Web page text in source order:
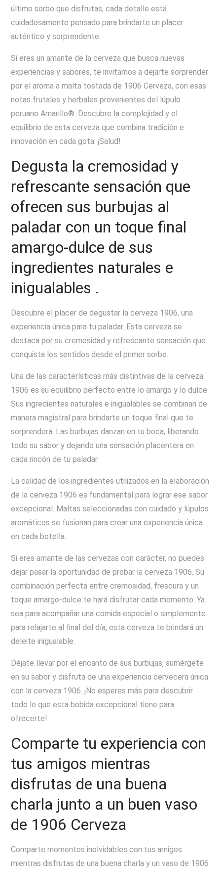
último sorbo que disfrutas, cada detalle está
cuidadosamente pensado para brindarte un placer
auténtico y sorprendente.
Si eres un amante de la cerveza que busca nuevas
experiencias y sabores, te invitamos a dejarte sorprender
por el aroma a malta tostada de 1906 Cerveza, con esas
notas frutales y herbales provenientes del lúpulo
peruano Amarillo®. Descubre la complejidad y el
equilibrio de esta cerveza que combina tradición e
innovación en cada gota. ¡Salud!
Degusta la cremosidad y
refrescante sensación que
ofrecen sus burbujas al
paladar con un toque final
amargo-dulce de sus
ingredientes naturales e
inigualables .
Descubre el placer de degustar la cerveza 1906, una
experiencia única para tu paladar. Esta cerveza se
destaca por su cremosidad y refrescante sensación que
conquista los sentidos desde el primer sorbo.
Una de las características más distintivas de la cerveza
1906 es su equilibrio perfecto entre lo amargo y lo dulce.
Sus ingredientes naturales e inigualables se combinan de
manera magistral para brindarte un toque final que te
sorprenderá. Las burbujas danzan en tu boca, liberando
todo su sabor y dejando una sensación placentera en
cada rincón de tu paladar.
La calidad de los ingredientes utilizados en la elaboración
de la cerveza 1906 es fundamental para lograr ese sabor
excepcional. Maltas seleccionadas con cuidado y lúpulos
aromáticos se fusionan para crear una experiencia única
en cada botella.
Si eres amante de las cervezas con carácter, no puedes
dejar pasar la oportunidad de probar la cerveza 1906. Su
combinación perfecta entre cremosidad, frescura y un
toque amargo-dulce te hará disfrutar cada momento. Ya
sea para acompañar una comida especial o simplemente
para relajarte al final del día, esta cerveza te brindará un
deleite inigualable.
Déjate llevar por el encanto de sus burbujas, sumérgete
en su sabor y disfruta de una experiencia cervecera única
con la cerveza 1906. ¡No esperes más para descubrir
todo lo que esta bebida excepcional tiene para
ofrecerte!
Comparte tu experiencia con
tus amigos mientras
disfrutas de una buena
charla junto a un buen vaso
de 1906 Cerveza
Comparte momentos inolvidables con tus amigos
mientras disfrutas de una buena charla y un vaso de 1906